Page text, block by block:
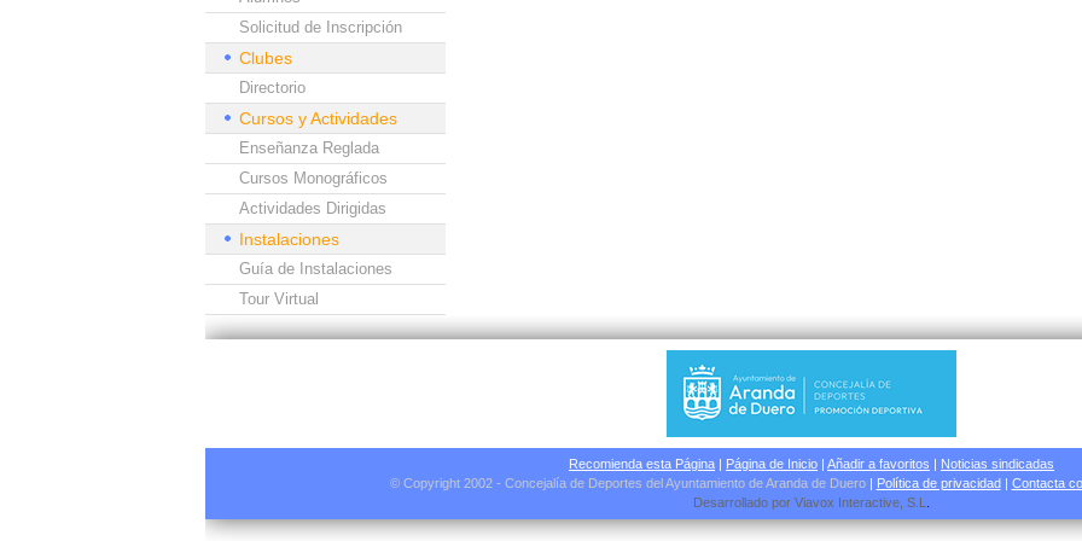
Solicitud de Inscripción
Clubes
Directorio
Cursos y Actividades
Enseñanza Reglada
Cursos Monográficos
Actividades Dirigidas
Instalaciones
Guía de Instalaciones
Tour Virtual
Recomienda esta Página | Página de Inicio | Añadir a favoritos | Noticias sindicadas
© Copyright 2002 - Concejalía de Deportes del Ayuntamiento de Aranda de Duero| Política de privacidad| Contacta
Desarrollado por Viavox Interactive , S.L